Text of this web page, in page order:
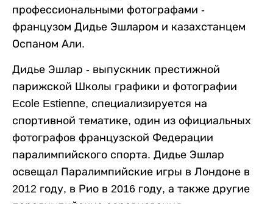
профессиональными фотографами -
французом Дидье Эшларом и казахстанцем
Оспаном Али.
Дидье Эшлар - выпускник престижной
парижской Школы графики и фотографии
Ecole Estienne, специализируется на
спортивной тематике, один из официальных
фотографов французской Федерации
паралимпийского спорта. Дидье Эшлар
освещал Паралимпийские игры в Лондоне в
2012 году, в Рио в 2016 году, а также другие